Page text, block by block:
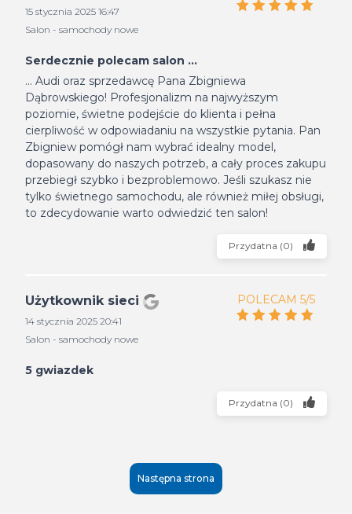
15 stycznia 2025 16:47
Salon - samochody nowe
Serdecznie polecam salon ...
... Audi oraz sprzedawcę Pana Zbigniewa
Dąbrowskiego! Profesjonalizm na najwyższym
poziomie, świetne podejście do klienta i pełna
cierpliwość w odpowiadaniu na wszystkie pytania. Pan
Zbigniew pomógł nam wybrać idealny model,
dopasowany do naszych potrzeb, a cały proces zakupu
przebiegł szybko i bezproblemowo. Jeśli szukasz nie
tylko świetnego samochodu, ale również miłej obsługi,
to zdecydowanie warto odwiedzić ten salon!
Przydatna (0)
Użytkownik sieci
14 stycznia 2025 20:41
Salon - samochody nowe
POLECAM 5/5
5 gwiazdek
Przydatna (0)
Następna strona